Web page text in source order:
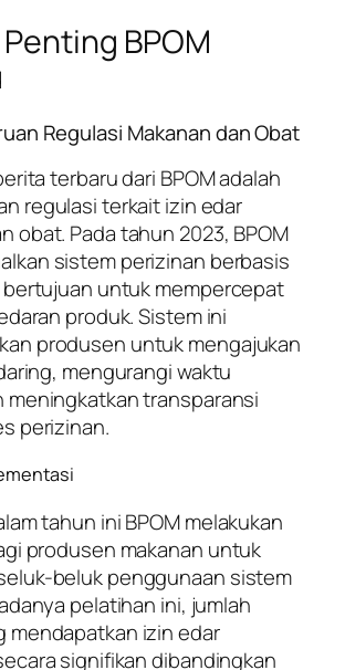
BPOM
Regulasi Makanan dan Obat
terbaru dari BPOM adalah
regulasi terkait izin edar
obat. Pada tahun 2023, BPOM
sistem perizinan berbasis
untuk mempercepat
produk. Sistem ini
produsen untuk mengajukan
mengurangi waktu
transparansi
perizinan.
tahun ini BPOM melakukan
produsen makanan untuk
beluk penggunaan sistem
pelatihan ini, jumlah
mendapatkan izin edar
signifikan dibandingkan